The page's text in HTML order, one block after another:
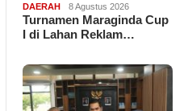
DAERAH 8 Agustus 2026
Turnamen Maraginda Cup
I di Lahan Reklam…